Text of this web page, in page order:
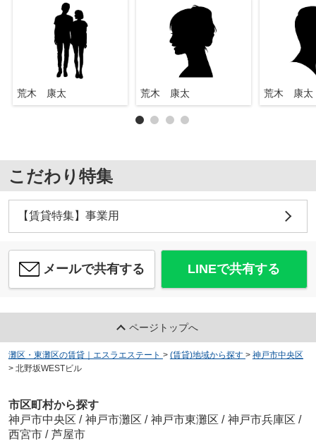
荒木 康太 荒木 康太 荒木 康太
こだわり特集
【賃貸特集】事業用
メールで共有する LINEで共有する
ページトップへ
灘区・東灘区の賃貸｜エスラエステート > (賃貸)地域から探す > 神戸市中央区
> 北野坂WESTビル
市区町村から探す
神戸市中央区 / 神戸市灘区 / 神戸市東灘区 / 神戸市兵庫区 /
西宮市 / 芦屋市